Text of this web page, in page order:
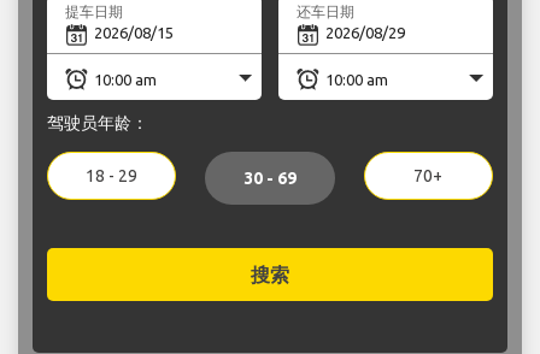
提车日期 还车日期
驾驶员年龄：
18 - 29 30 - 69 70+
搜索